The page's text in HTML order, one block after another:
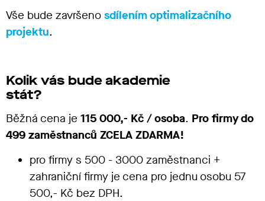
Vše bude završeno sdílením optimalizačního
projektu.
Kolik vás bude akademie
stát?
Běžná cena je 115 000,- Kč / osoba. Pro firmy do
499 zaměstnanců ZCELA ZDARMA!
pro firmy s 500 - 3000 zaměstnanci +
zahraniční firmy je cena pro jednu osobu 57
500,- Kč bez DPH.